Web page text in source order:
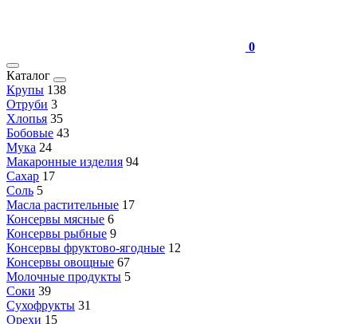
0
Каталог
Крупы 138
Отруби 3
Хлопья 35
Бобовые 43
Мука 24
Макаронные изделия 94
Сахар 17
Соль 5
Масла растительные 17
Консервы мясные 6
Консервы рыбные 9
Консервы фруктово-ягодные 12
Консервы овощные 67
Молочные продукты 5
Соки 39
Сухофрукты 31
Орехи 15